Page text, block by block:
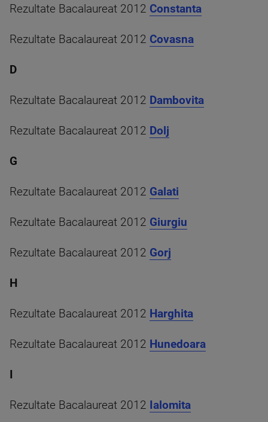
Rezultate Bacalaureat 2012 Constanta
Rezultate Bacalaureat 2012 Covasna
D
Rezultate Bacalaureat 2012 Dambovita
Rezultate Bacalaureat 2012 Dolj
G
Rezultate Bacalaureat 2012 Galati
Rezultate Bacalaureat 2012 Giurgiu
Rezultate Bacalaureat 2012 Gorj
H
Rezultate Bacalaureat 2012 Harghita
Rezultate Bacalaureat 2012 Hunedoara
Rezultate Bacalaureat 2012 Ialomita